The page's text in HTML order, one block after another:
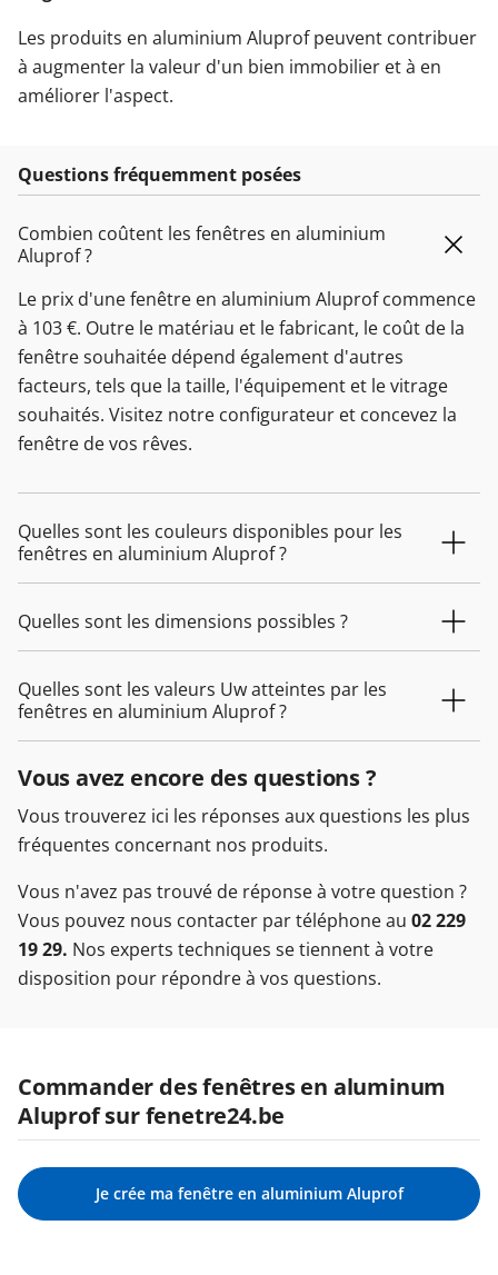
Les produits en aluminium Aluprof peuvent contribuer
à augmenter la valeur d'un bien immobilier et à en
améliorer l'aspect.
Questions fréquemment posées
Combien coûtent les fenêtres en aluminium
Aluprof ?
Le prix d'une fenêtre en aluminium Aluprof commence
à 103 €. Outre le matériau et le fabricant, le coût de la
fenêtre souhaitée dépend également d'autres
facteurs, tels que la taille, l'équipement et le vitrage
souhaités. Visitez notre configurateur et concevez la
fenêtre de vos rêves.
Quelles sont les couleurs disponibles pour les
fenêtres en aluminium Aluprof ?
Quelles sont les dimensions possibles ?
Quelles sont les valeurs Uw atteintes par les
fenêtres en aluminium Aluprof ?
Vous avez encore des questions ?
Vous trouverez ici les réponses aux questions les plus
fréquentes concernant nos produits.
Vous n'avez pas trouvé de réponse à votre question ?
Vous pouvez nous contacter par téléphone au 02 229
19 29. Nos experts techniques se tiennent à votre
disposition pour répondre à vos questions.
Commander des fenêtres en aluminum
Aluprof sur fenetre24.be
Je crée ma fenêtre en aluminium Aluprof